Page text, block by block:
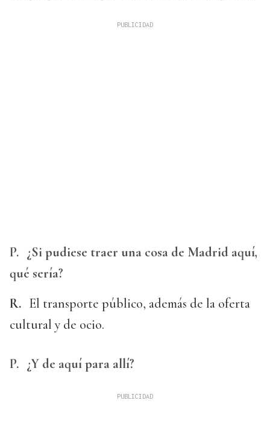
P. ¿Si pudiese traer una cosa de Madrid aquí,
qué sería?
R. El transporte público, además de la oferta
cultural y de ocio.
P. ¿Y de aquí para allí?